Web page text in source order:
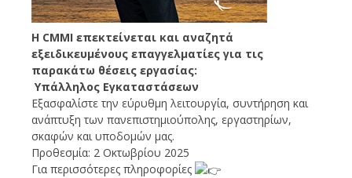
Η CMMI επεκτείνεται και αναζητά
εξειδικευμένους επαγγελματίες για τις
παρακάτω θέσεις εργασίας:
Υπάλληλος Εγκαταστάσεων
Εξασφαλίστε την εύρυθμη λειτουργία, συντήρηση και
ανάπτυξη των πανεπιστημιούπολης, εργαστηρίων,
σκαφών και υποδομών μας.
Προθεσμία: 2 Οκτωβρίου 2025
Για περισσότερες πληροφορίες